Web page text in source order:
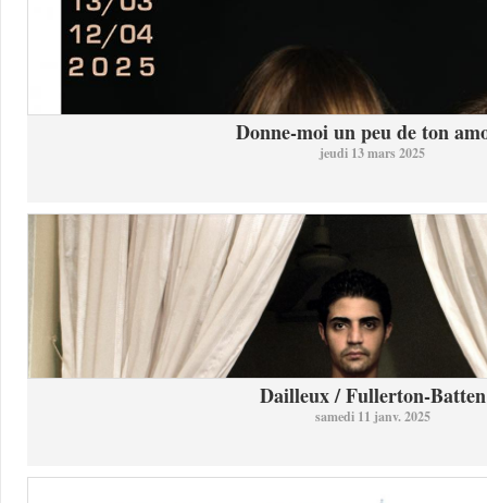
Donne-moi un peu de ton
jeudi 13 mars 2025
Dailleux / Fullerton-Batten
samedi 11 janv. 2025